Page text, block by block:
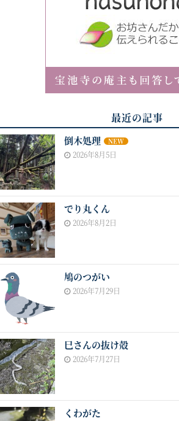
最近の記事
倒木処理 NEW
2026年8月5日
でり丸くん
2026年8月2日
鳩のつがい
2026年7月29日
巳さんの抜け殻
2026年7月27日
くわがた